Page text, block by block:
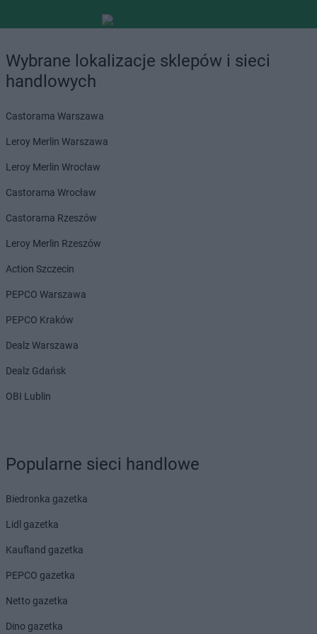
Wybrane lokalizacje sklepów i sieci
handlowych
Castorama Warszawa
Leroy Merlin Warszawa
Leroy Merlin Wrocław
Castorama Wrocław
Castorama Rzeszów
Leroy Merlin Rzeszów
Action Szczecin
PEPCO Warszawa
PEPCO Kraków
Dealz Warszawa
Dealz Gdańsk
OBI Lublin
Popularne sieci handlowe
Biedronka gazetka
Lidl gazetka
Kaufland gazetka
PEPCO gazetka
Netto gazetka
Dino gazetka